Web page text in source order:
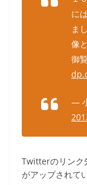
に
ま
像
御
—
Twitterのリンク
がアップされて